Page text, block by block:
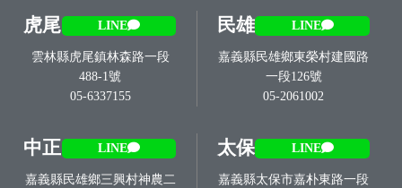
虎尾 LINE
雲林縣虎尾鎮林森路一段
488-1號
05-6337155
民雄 LINE
嘉義縣民雄鄉東榮村建國路
一段126號
05-2061002
中正 LINE
嘉義縣民雄鄉三興村神農二
太保 LINE
嘉義縣太保市嘉朴東路一段